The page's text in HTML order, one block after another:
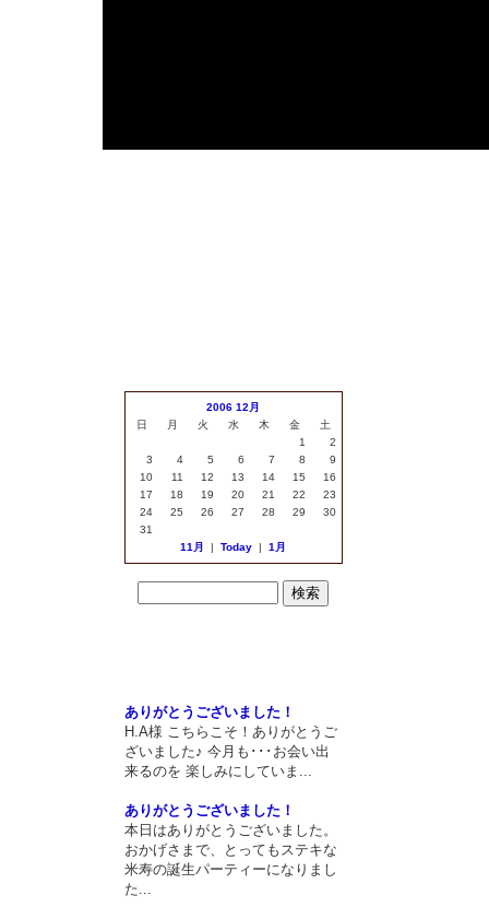
2006 12月
日
月 火 水 木 金
土
1
2
3
4 5 6 7 8
9
10
11 12 13 14 15
16
17
18 19 20 21 22
23
24
25 26 27 28 29
30
31
11月
| Today | 1月
ありがとうございました！
H.A様 こちらこそ！ありがとうご
ざいました♪ 今月も･･･お会い出
来るのを 楽しみにしていま...
ありがとうございました！
本日はありがとうございました。
おかげさまで、とってもステキな
米寿の誕生パーティーになりまし
た...